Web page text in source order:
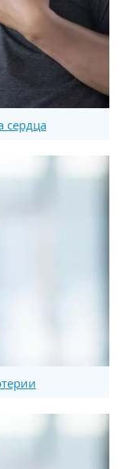
сердца